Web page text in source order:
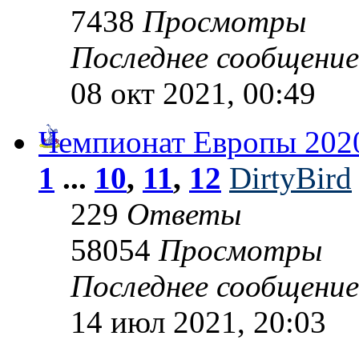
7438 Просмотры
Последнее
08 окт 2021, 00:49
Чемпионат Европы
1 ... 10, 11, 12 DirtyBird
229 Ответы
58054 Просмотры
Последнее
14 июл 2021, 20:03